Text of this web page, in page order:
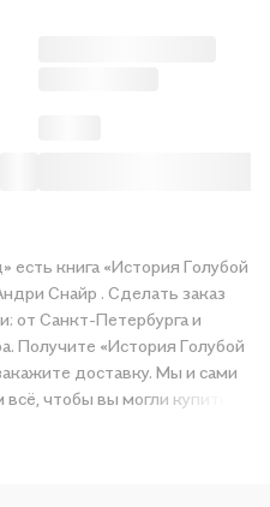
есть книга «История Голубой
Снайр . Сделать заказ
от Санкт-Петербурга и
Получите «История Голубой
доставку. Мы и сами
чтобы вы могли купить